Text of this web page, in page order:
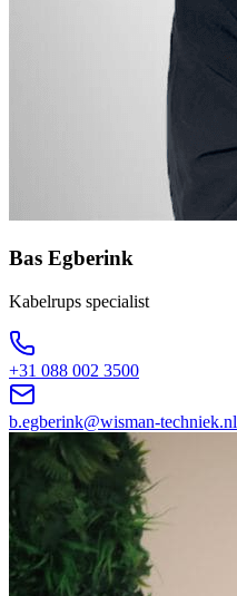
Bas Egberink
Kabelrups specialist
+31 088 002 3500
b.egberink@wisman-techniek.nl